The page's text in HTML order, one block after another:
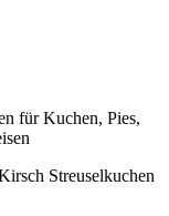
für Kuchen, Pies,
Streuselkuchen